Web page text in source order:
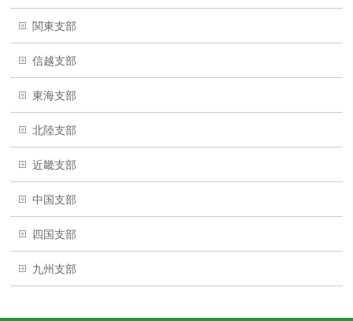
関東支部
信越支部
東海支部
北陸支部
近畿支部
中国支部
四国支部
九州支部